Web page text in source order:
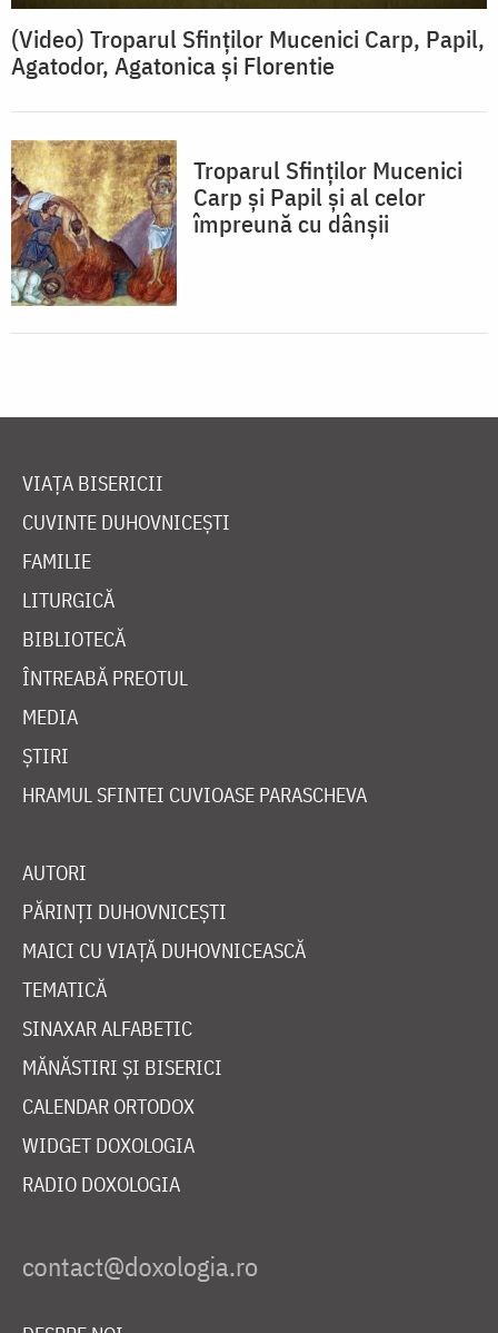
(Video) Troparul Sfinților Mucenici Carp, Papil,
Agatodor, Agatonica și Florentie
Troparul Sfinţilor Mucenici
Carp şi Papil şi al celor
împreună cu dânşii
VIAȚA BISERICII
CUVINTE DUHOVNICEȘTI
FAMILIE
LITURGICĂ
BIBLIOTECĂ
ÎNTREABĂ PREOTUL
MEDIA
ȘTIRI
HRAMUL SFINTEI CUVIOASE PARASCHEVA
AUTORI
PĂRINȚI DUHOVNICEȘTI
MAICI CU VIAȚĂ DUHOVNICEASCĂ
TEMATICĂ
SINAXAR ALFABETIC
MĂNĂSTIRI ȘI BISERICI
CALENDAR ORTODOX
WIDGET DOXOLOGIA
RADIO DOXOLOGIA